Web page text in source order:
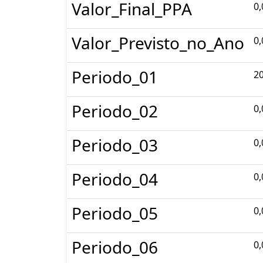
Valor_Final_PPA
Valor_Previsto_no_Ano
Periodo_01
Periodo_02
Periodo_03
Periodo_04
Periodo_05
Periodo_06